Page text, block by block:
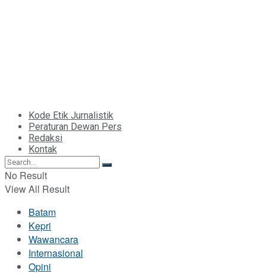
Kode Etik Jurnalistik
Peraturan Dewan Pers
Redaksi
Kontak
No Result
View All Result
Batam
Kepri
Wawancara
Internasional
Opini